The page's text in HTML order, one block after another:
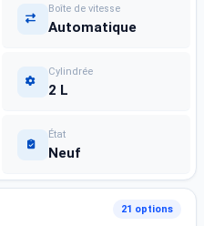
Boîte de vitesse
Automatique
Cylindrée
2 L
État
Neuf
21 options